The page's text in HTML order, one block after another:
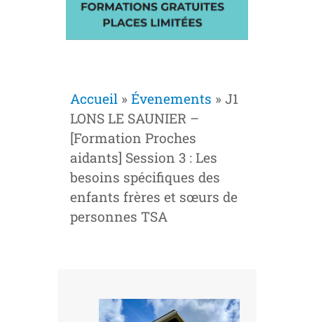
Accueil » Évenements » J1
LONS LE SAUNIER –
[Formation Proches
aidants] Session 3 : Les
besoins spécifiques des
enfants frères et sœurs de
personnes TSA